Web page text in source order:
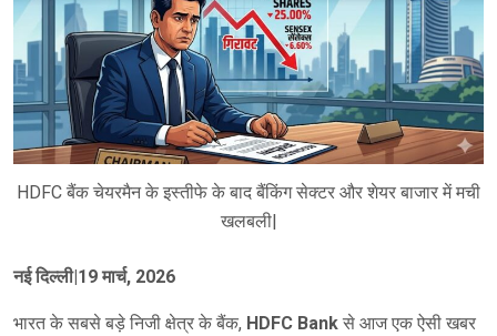
HDFC बैंक चेयरमैन के इस्तीफे के बाद बैंकिंग सेक्टर और शेयर बाजार में मची
खलबली|
नई दिल्ली|19 मार्च, 2026
भारत के सबसे बड़े निजी क्षेत्र के बैंक, HDFC Bank से आज एक ऐसी खबर